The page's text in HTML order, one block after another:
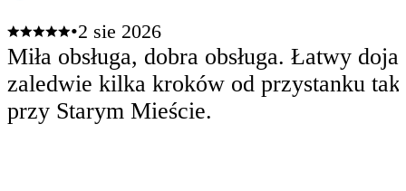
•2 sie 2026
Miła obsługa, dobra obsługa. Łatwy
zaledwie kilka kroków od przystanku
przy Starym Mieście.